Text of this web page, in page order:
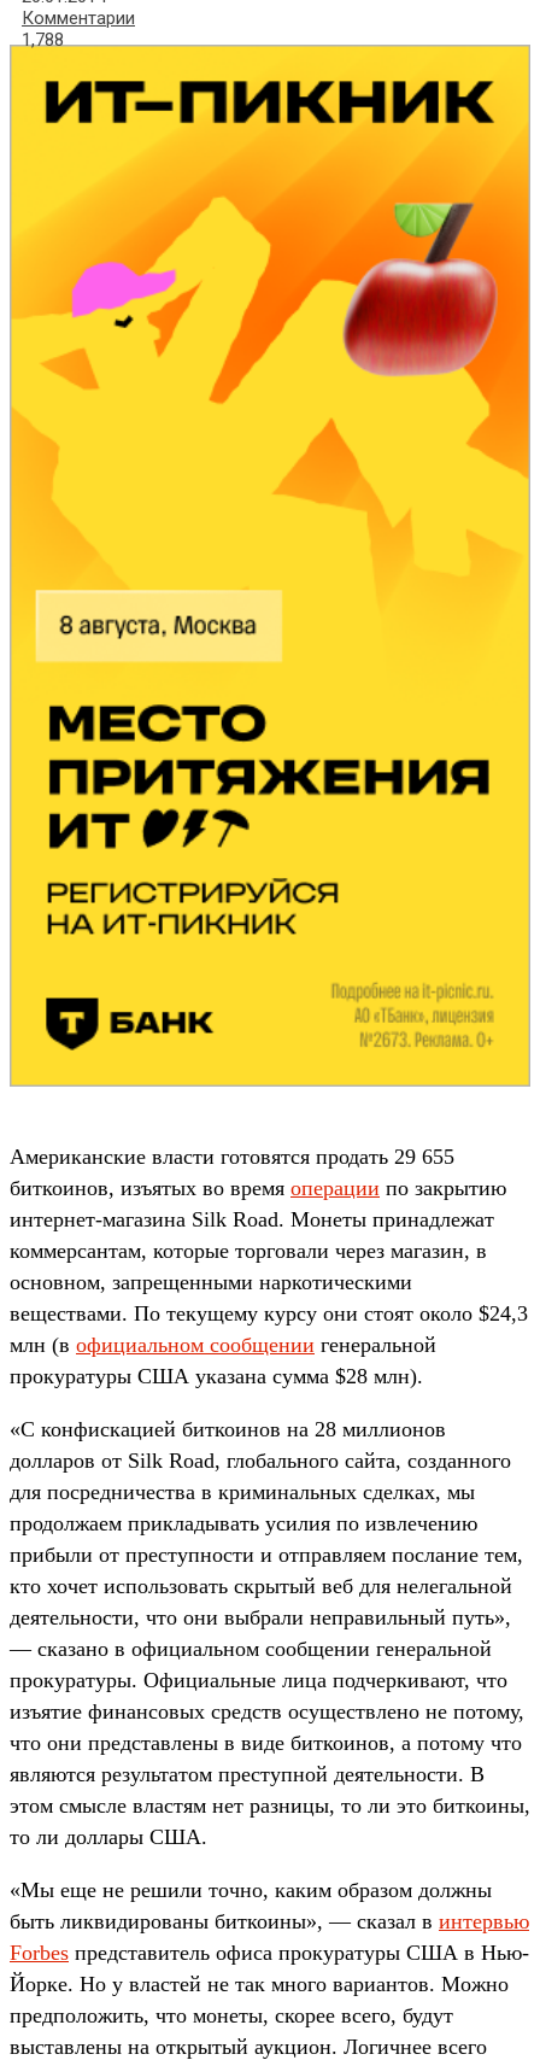
Комментарии
1,788
Американские власти готовятся продать 29 655
биткоинов, изъятых во время операции по закрытию
интернет-магазина Silk Road. Монеты принадлежат
коммерсантам, которые торговали через магазин, в
основном, запрещенными наркотическими
веществами. По текущему курсу они стоят около $24,3
млн (в официальном сообщении генеральной
прокуратуры США указана сумма $28 млн).
«С конфискацией биткоинов на 28 миллионов
долларов от Silk Road, глобального сайта, созданного
для посредничества в криминальных сделках, мы
продолжаем прикладывать усилия по извлечению
прибыли от преступности и отправляем послание тем,
кто хочет использовать скрытый веб для нелегальной
деятельности, что они выбрали неправильный путь»,
— сказано в официальном сообщении генеральной
прокуратуры. Официальные лица подчеркивают, что
изъятие финансовых средств осуществлено не потому,
что они представлены в виде биткоинов, а потому что
являются результатом преступной деятельности. В
этом смысле властям нет разницы, то ли это биткоины,
то ли доллары США.
«Мы еще не решили точно, каким образом должны
быть ликвидированы биткоины», — сказал в интервью
Forbes представитель офиса прокуратуры США в Нью-
Йорке. Но у властей не так много вариантов. Можно
предположить, что монеты, скорее всего, будут
выставлены на открытый аукцион. Логичнее всего